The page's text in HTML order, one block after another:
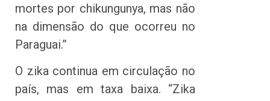
mortes por chikungunya, mas não
na dimensão do que ocorreu no
Paraguai.”
O zika continua em circulação no
país, mas em taxa baixa. “Zika